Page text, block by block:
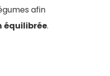
afin
équilibrée.